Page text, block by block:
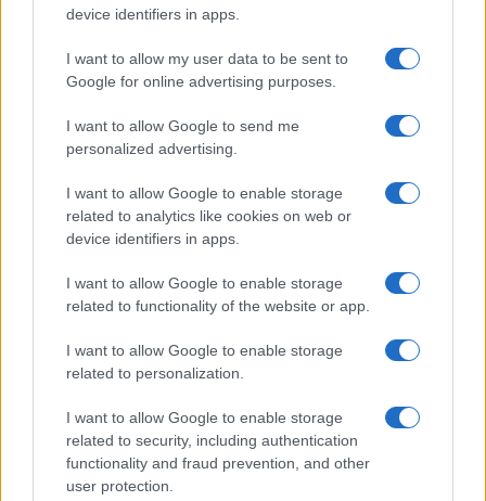
device identifiers in apps.
I want to allow my user data to be sent to
Google for online advertising purposes.
I want to allow Google to send me
personalized advertising.
I want to allow Google to enable storage
related to analytics like cookies on web or
device identifiers in apps.
I want to allow Google to enable storage
related to functionality of the website or app.
I want to allow Google to enable storage
related to personalization.
I want to allow Google to enable storage
related to security, including authentication
functionality and fraud prevention, and other
user protection.
Zalando Visionary Award: INSTITUTION di Galib
Gassanoff vince a Copenhagen
Cristian Castiglioni · 7 Ago 2026